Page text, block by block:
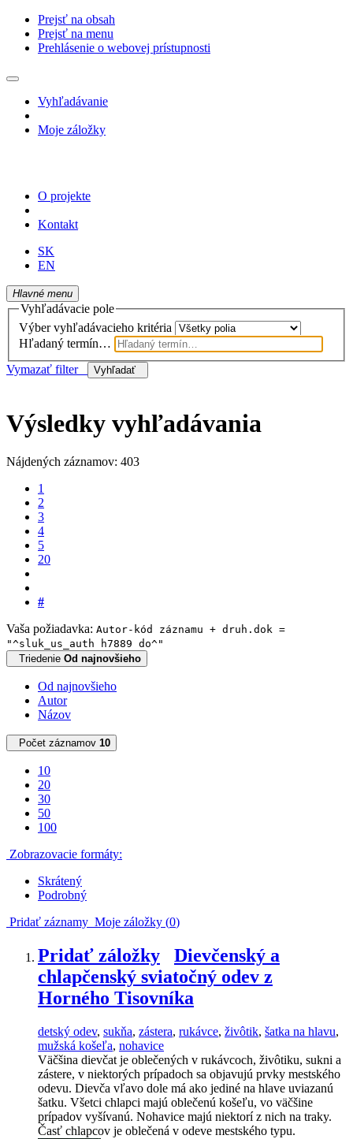
Prejsť na obsah
Prejsť na menu
Prehlásenie o webovej prístupnosti
Vyhľadávanie
Moje záložky
O projekte
Kontakt
SK
EN
Hlavné menu
Vyhľadávacie pole
Výber vyhľadávacieho kritéria
Hľadaný termín…
Vymazať filter
Vyhľadať
Výsledky vyhľadávania
Nájdených záznamov: 403
1
2
3
4
5
20
#
Vaša požiadavka: Autor-kód záznamu + druh.dok =
"^sluk_us_auth h7889 do^"
Triedenie Od najnovšieho
Od najnovšieho
Autor
Názov
Počet záznamov 10
10
20
30
50
100
Zobrazovacie formáty:
Skrátený
Podrobný
Pridať záznamy Moje záložky (0)
Pridať záložky
Dievčenský a
chlapčenský sviatočný odev z
Horného Tisovníka
detský odev, sukňa, zástera, rukávce, živôtik, šatka na hlavu,
mužská košeľa, nohavice
Väčšina dievčat je oblečených v rukávcoch, živôtiku, sukni a
zástere, v niektorých prípadoch sa objavujú prvky mestského
odevu. Dievča vľavo dole má ako jediné na hlave uviazanú
šatku. Všetci chlapci majú oblečenú košeľu, vo väčšine
prípadov vyšívanú. Nohavice majú niektorí z nich na traky.
Časť chlapcov je oblečená v odeve mestského typu.